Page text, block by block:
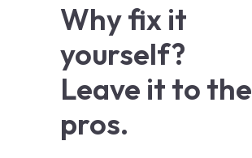
Why fix it
yourself?
Leave it to the
pros.